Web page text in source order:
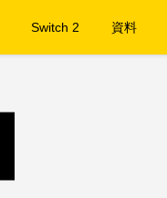
Switch 2 資料